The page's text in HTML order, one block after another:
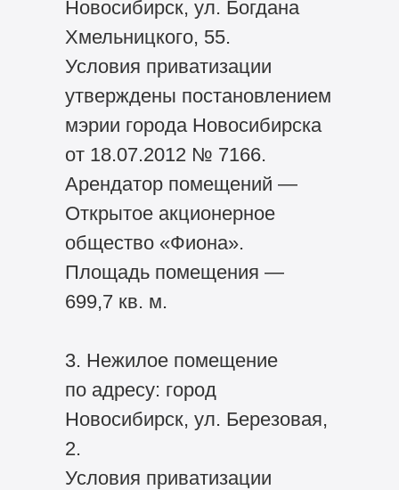
Новосибирск, ул. Богдана
Хмельницкого, 55.
Условия приватизации
утверждены постановлением
мэрии города Новосибирска
от 18.07.2012 № 7166.
Арендатор помещений —
Открытое акционерное
общество «Фиона».
Площадь помещения —
699,7 кв. м.
3. Нежилое помещение
по адресу: город
Новосибирск, ул. Березовая,
2.
Условия приватизации